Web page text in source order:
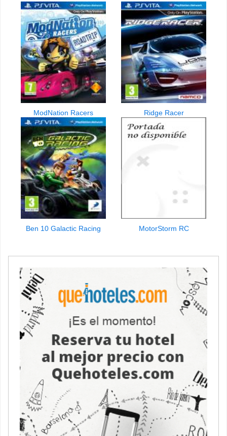
ModNation Racers Ridge Racer
Ben 10 Galactic Racing MotorStorm RC